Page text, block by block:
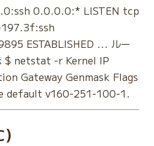
0.0.0.0:* LISTEN tcp
ESTABLISHED ... ルー
$ netstat -r Kernel IP
Gateway Genmask Flags
default v160-251-100-1.